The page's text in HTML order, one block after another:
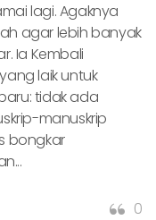
lagi. Agaknya
agar lebih banyak
Ia Kembali
laik untuk
tidak ada
manuskrip
bongkar
0